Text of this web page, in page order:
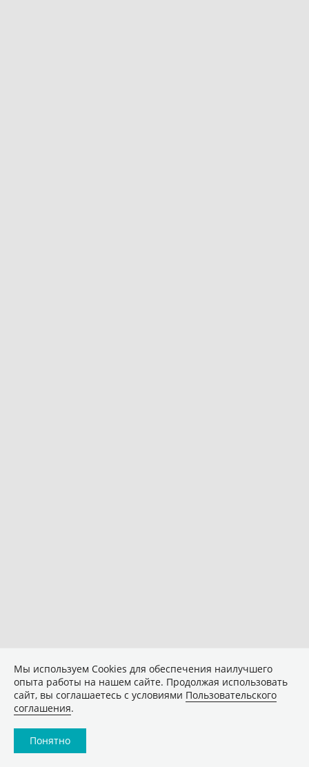
Мы используем Сookies для обеспечения наилучшего
опыта работы на нашем сайте. Продолжая использовать
сайт, вы соглашаетесь с условиями Пользовательского
соглашения.
Понятно